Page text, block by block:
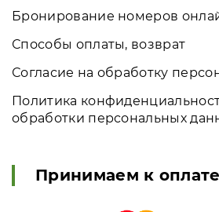
Бронирование номеров
Способы оплаты, возврат
Согласие на обработку
Политика
обработки персональных
Принимаем к оплате